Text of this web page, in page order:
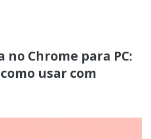
Chrome para PC:
usar com